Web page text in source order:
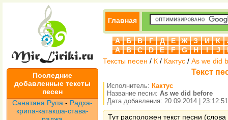
Последние
добавленные тексты
песен
Санатана Рупа - Радха-
крипа-катакша-става-
Главная
А Б В Г Д Е Ж З И К
A
B C D E F G H I J
Тексты песен / К / Кактус / As we did
Текст
Исполнитель: Кактус
Название песни: As we did before
Дата добавления: 20.09.2014 | 23:12:51
Тут расположен текст песни